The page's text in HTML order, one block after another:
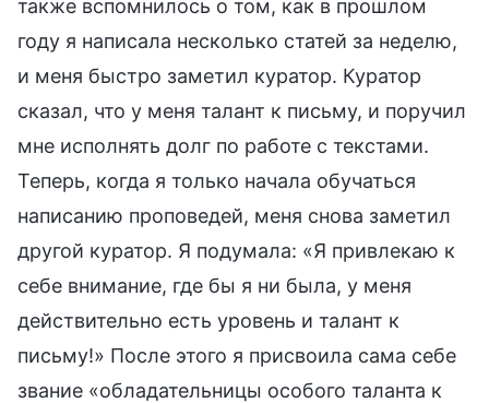
также вспомнилось о том, как в прошлом
году я написала несколько статей за неделю,
и меня быстро заметил куратор. Куратор
сказал, что у меня талант к письму, и поручил
мне исполнять долг по работе с текстами.
Теперь, когда я только начала обучаться
написанию проповедей, меня снова заметил
другой куратор. Я подумала: «Я привлекаю к
себе внимание, где бы я ни была, у меня
действительно есть уровень и талант к
письму!» После этого я присвоила сама себе
звание «обладательницы особого таланта к